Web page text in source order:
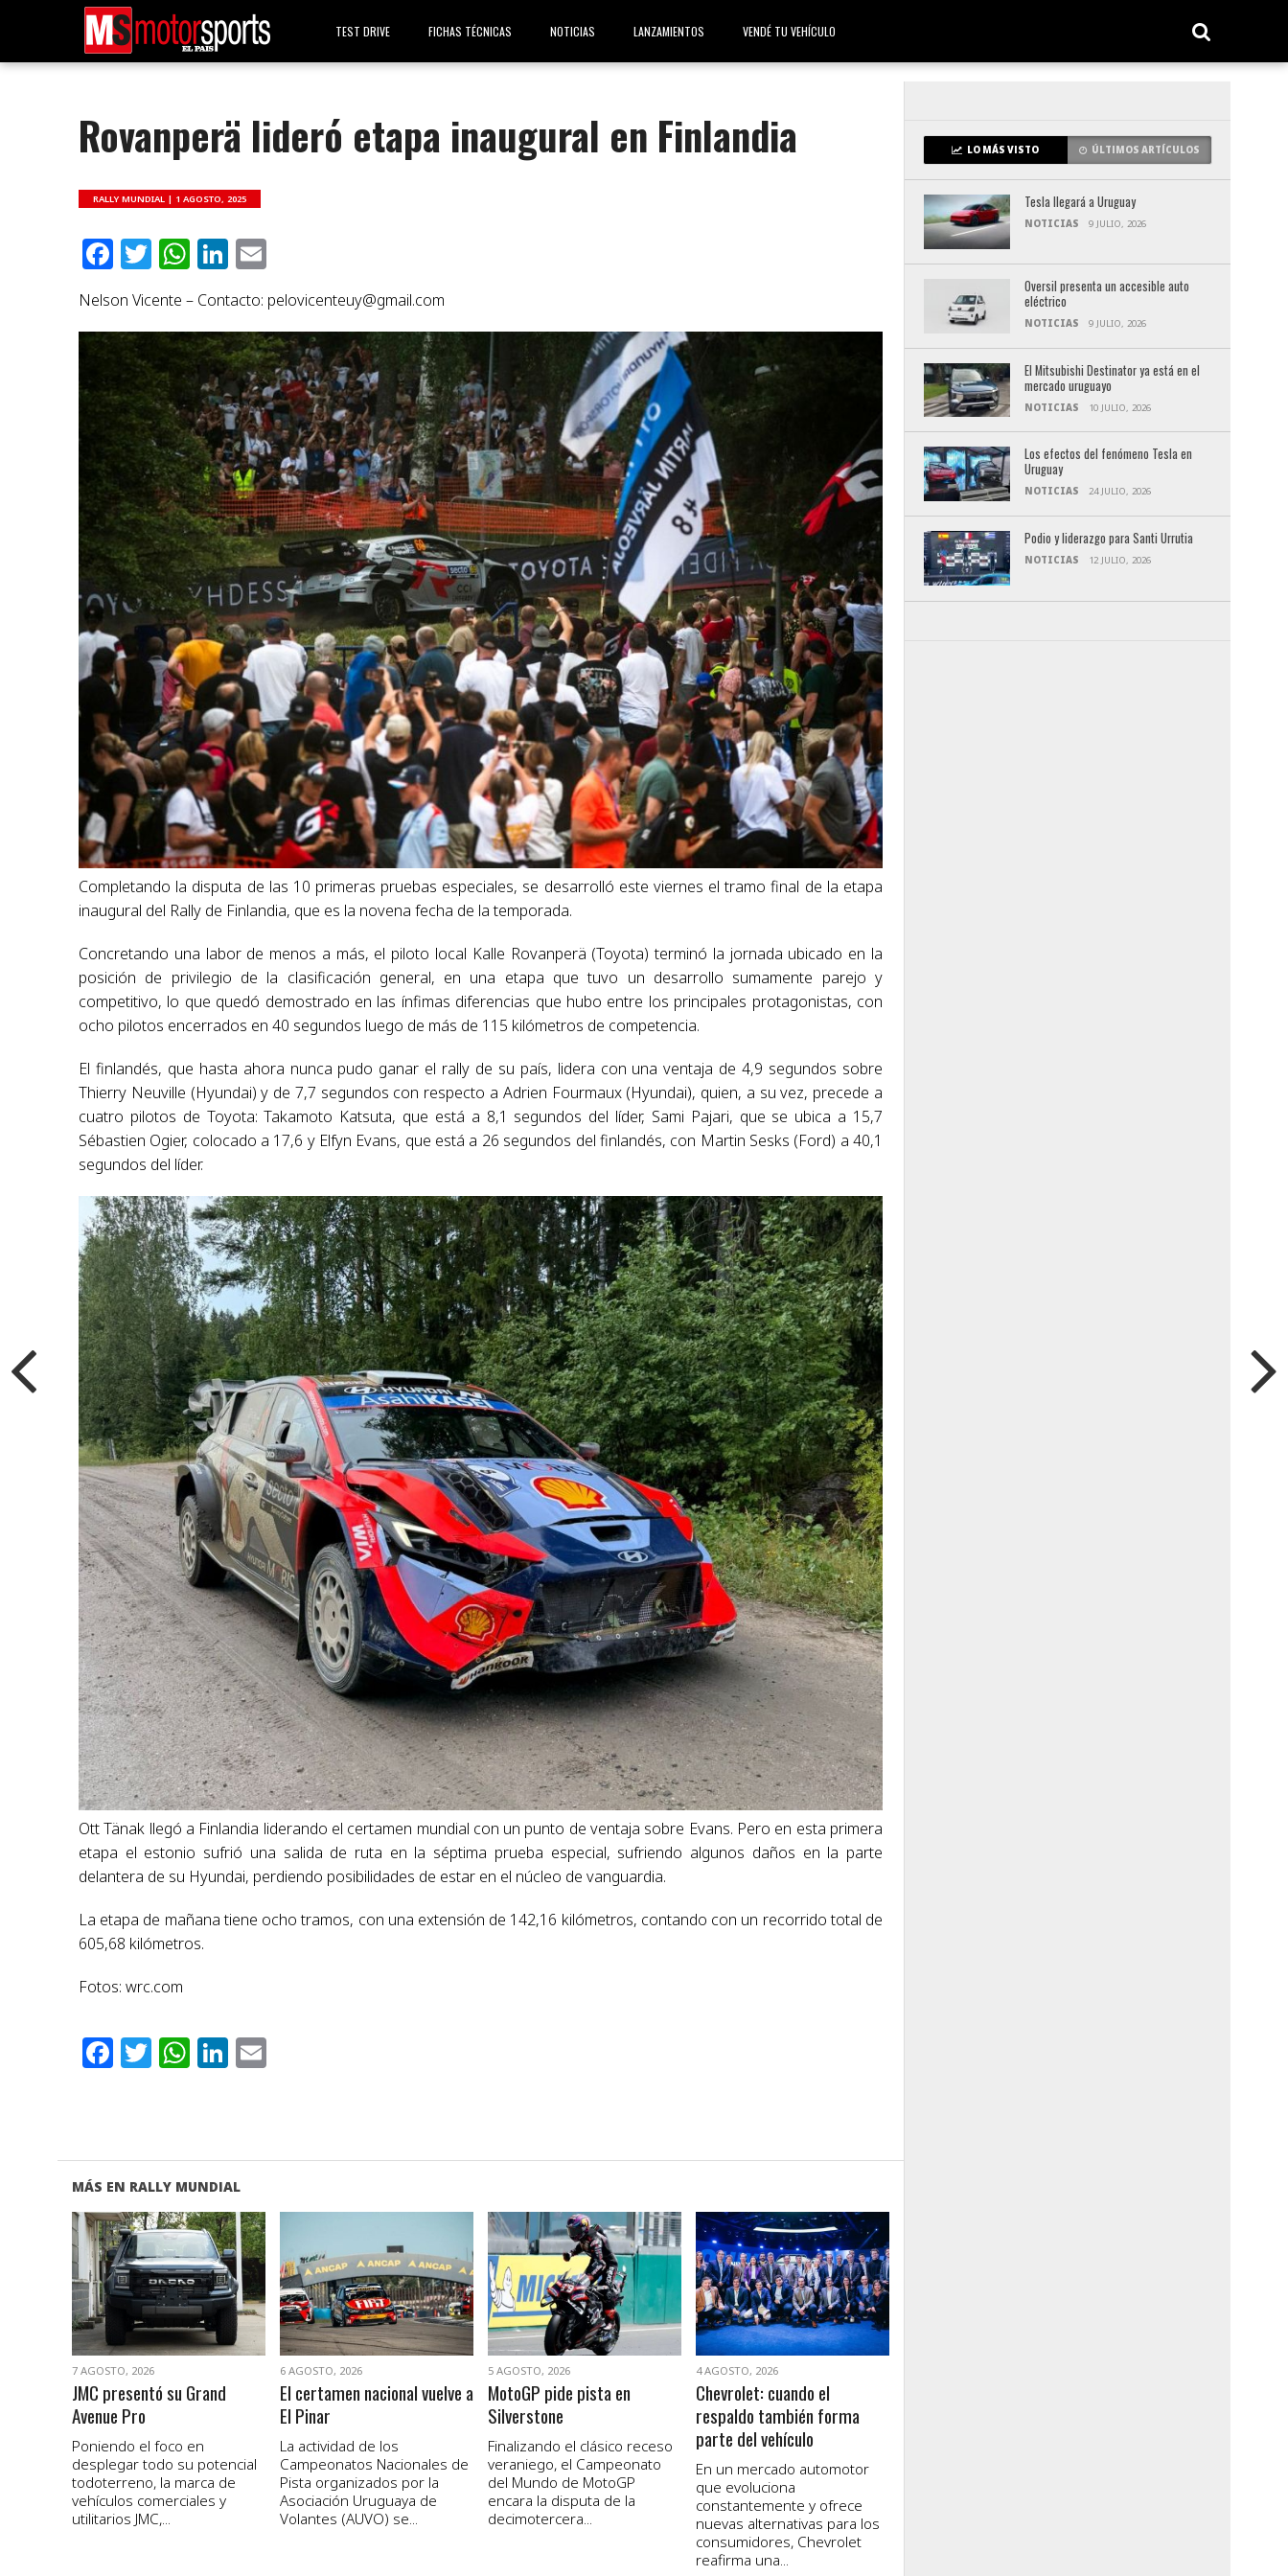
TEST DRIVE FICHAS TÉCNICAS NOTICIAS LANZAMIENTOS VENDÉ TU VEHÍCULO
Rovanperä lideró etapa inaugural en Finlandia
RALLY MUNDIAL | 1 AGOSTO, 2025
Facebook
Twitter
WhatsApp
LinkedIn
Nelson Vicente – Contacto: pelovicenteuy@gmail.com
Completando la disputa de las 10 primeras pruebas especiales, se desarrolló este viernes el tramo final de la etapa
inaugural del Rally de Finlandia, que es la novena fecha de la temporada.
Concretando una labor de menos a más, el piloto local Kalle Rovanperä (Toyota) terminó la jornada ubicado en la
posición de privilegio de la clasificación general, en una etapa que tuvo un desarrollo sumamente parejo y
competitivo, lo que quedó demostrado en las ínfimas diferencias que hubo entre los principales protagonistas, con
ocho pilotos encerrados en 40 segundos luego de más de 115 kilómetros de competencia.
El finlandés, que hasta ahora nunca pudo ganar el rally de su país, lidera con una ventaja de 4,9 segundos sobre
Thierry Neuville (Hyundai) y de 7,7 segundos con respecto a Adrien Fourmaux (Hyundai), quien, a su vez, precede a
cuatro pilotos de Toyota: Takamoto Katsuta, que está a 8,1 segundos del líder, Sami Pajari, que se ubica a 15,7
Sébastien Ogier, colocado a 17,6 y Elfyn Evans, que está a 26 segundos del finlandés, con Martin Sesks (Ford) a 40,1
segundos del líder.
Ott Tänak llegó a Finlandia liderando el certamen mundial con un punto de ventaja sobre Evans. Pero en esta primera
etapa el estonio sufrió una salida de ruta en la séptima prueba especial, sufriendo algunos daños en la parte
delantera de su Hyundai, perdiendo posibilidades de estar en el núcleo de vanguardia.
La etapa de mañana tiene ocho tramos, con una extensión de 142,16 kilómetros, contando con un recorrido total de
605,68 kilómetros.
Fotos: wrc.com
Facebook
Twitter
WhatsApp
LinkedIn
MÁS EN RALLY MUNDIAL
VER NOTA
7 AGOSTO, 2026
JMC presentó su Grand
Avenue Pro
Poniendo el foco en
desplegar todo su potencial
todoterreno, la marca de
vehículos comerciales y
utilitarios JMC,...
VER NOTA
6 AGOSTO, 2026
El certamen nacional vuelve a
El Pinar
La actividad de los
Campeonatos Nacionales de
Pista organizados por la
Asociación Uruguaya de
Volantes (AUVO) se...
VER NOTA
5 AGOSTO, 2026
MotoGP pide pista en
Silverstone
Finalizando el clásico receso
veraniego, el Campeonato
del Mundo de MotoGP
encara la disputa de la
decimotercera...
VER NOTA
4 AGOSTO, 2026
Chevrolet: cuando el
respaldo también forma
parte del vehículo
En un mercado automotor
que evoluciona
constantemente y ofrece
nuevas alternativas para los
consumidores, Chevrolet
reafirma una...
LO MÁS VISTO ÚLTIMOS ARTÍCULOS
Tesla llegará a Uruguay
NOTICIAS 9 JULIO, 2026
Oversil presenta un accesible auto
eléctrico
NOTICIAS 9 JULIO, 2026
El Mitsubishi Destinator ya está en el
mercado uruguayo
NOTICIAS 10 JULIO, 2026
Los efectos del fenómeno Tesla en
Uruguay
NOTICIAS 24 JULIO, 2026
Podio y liderazgo para Santi Urrutia
NOTICIAS 12 JULIO, 2026